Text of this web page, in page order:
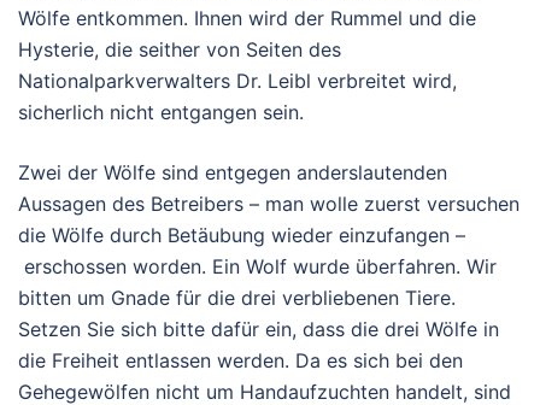
Wölfe entkommen. Ihnen wird der Rummel und die
Hysterie, die seither von Seiten des
Nationalparkverwalters Dr. Leibl verbreitet wird,
sicherlich nicht entgangen sein.
Zwei der Wölfe sind entgegen anderslautenden
Aussagen des Betreibers – man wolle zuerst versuchen
die Wölfe durch Betäubung wieder einzufangen –
erschossen worden. Ein Wolf wurde überfahren. Wir
bitten um Gnade für die drei verbliebenen Tiere.
Setzen Sie sich bitte dafür ein, dass die drei Wölfe in
die Freiheit entlassen werden. Da es sich bei den
Gehegewölfen nicht um Handaufzuchten handelt, sind